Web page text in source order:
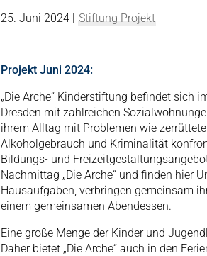
25. Juni 2024| Stiftung Projekt
Projekt Juni 2024:
„Die Arche“ Kinderstiftung befindet sich
Dresden mit zahlreichen
ihrem Alltag mit Problemen wie
Alkoholgebrauch und Kriminalität
Bildungs- und
Nachmittag „Die Arche“ und finden hier
Hausaufgaben, verbringen gemeinsam
einem gemeinsamen Abendessen.
Eine große Menge der Kinder und
Daher bietet „Die Arche“ auch in den